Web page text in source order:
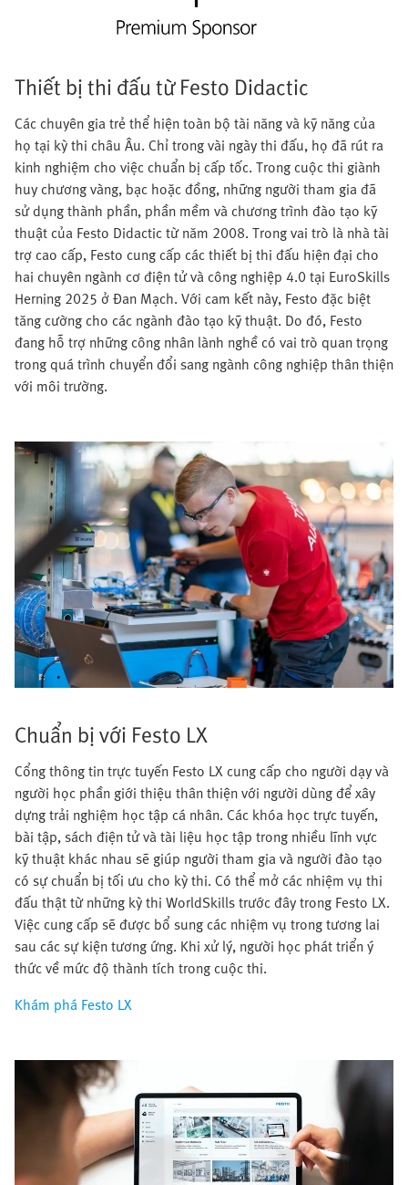
Thiết bị thi đấu từ Festo Didactic
Các chuyên gia trẻ thể hiện toàn bộ tài năng và kỹ năng của
họ tại kỳ thi châu Âu. Chỉ trong vài ngày thi đấu, họ đã rút ra
kinh nghiệm cho việc chuẩn bị cấp tốc. Trong cuộc thi giành
huy chương vàng, bạc hoặc đồng, những người tham gia đã
sử dụng thành phần, phần mềm và chương trình đào tạo kỹ
thuật của Festo Didactic từ năm 2008. Trong vai trò là nhà tài
trợ cao cấp, Festo cung cấp các thiết bị thi đấu hiện đại cho
hai chuyên ngành cơ điện tử và công nghiệp 4.0 tại EuroSkills
Herning 2025 ở Đan Mạch. Với cam kết này, Festo đặc biệt
tăng cường cho các ngành đào tạo kỹ thuật. Do đó, Festo
đang hỗ trợ những công nhân lành nghề có vai trò quan trọng
trong quá trình chuyển đổi sang ngành công nghiệp thân thiện
với môi trường.
Chuẩn bị với Festo LX
Cổng thông tin trực tuyến Festo LX cung cấp cho người dạy và
người học phần giới thiệu thân thiện với người dùng để xây
dựng trải nghiệm học tập cá nhân. Các khóa học trực tuyến,
bài tập, sách điện tử và tài liệu học tập trong nhiều lĩnh vực
kỹ thuật khác nhau sẽ giúp người tham gia và người đào tạo
có sự chuẩn bị tối ưu cho kỳ thi. Có thể mở các nhiệm vụ thi
đấu thật từ những kỳ thi WorldSkills trước đây trong Festo LX.
Việc cung cấp sẽ được bổ sung các nhiệm vụ trong tương lai
sau các sự kiện tương ứng. Khi xử lý, người học phát triển ý
thức về mức độ thành tích trong cuộc thi.
Khám phá Festo LX